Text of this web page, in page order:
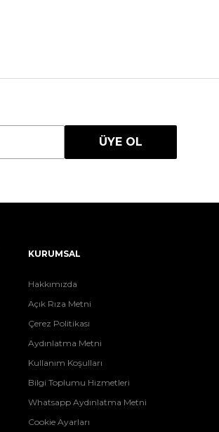
ÜYE OL
KURUMSAL
Hakkımızda
Açık Rıza Metni
Çerez Politikası
Aydınlatma Metni
Kullanım Koşulları
Bilgi Toplumu Hizmetleri
Whatsapp Aydınlatma Metni
Cookie Ayarları